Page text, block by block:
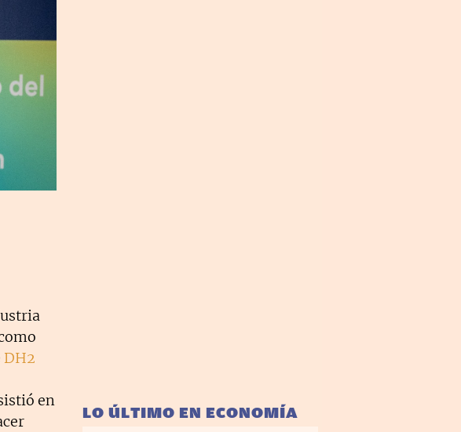
DH2
en
LO ÚLTIMO EN ECONOMÍA